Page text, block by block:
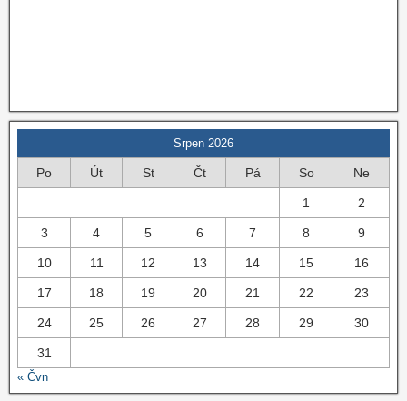
Srpen 2026
Po Út St Čt Pá So Ne
1 2
3 4 5 6 7 8 9
10 11 12 13 14 15 16
17 18 19 20 21 22 23
24 25 26 27 28 29 30
31
« Čvn